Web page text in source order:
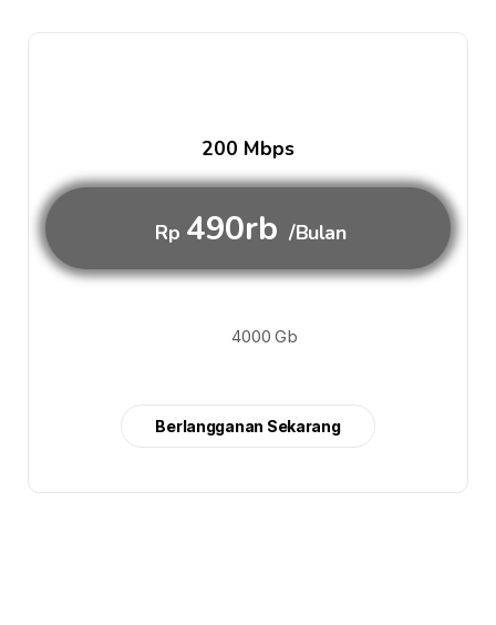
200 Mbps
Rp 490rb /Bulan
4000 Gb
Berlangganan Sekarang